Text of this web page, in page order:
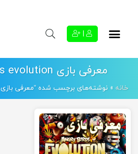
معرفی بازی angry birds evolution
خانه » نوشته‌های برچسب شده “معرفی بازی angry birds evolution”